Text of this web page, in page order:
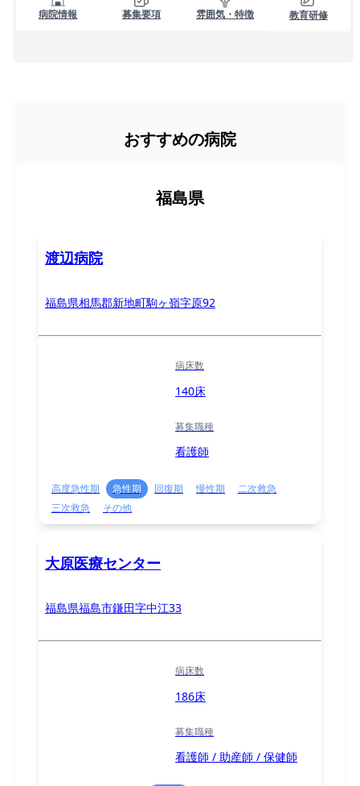
病院情報 募集要項 雰囲気・特徴 教育研修
おすすめの病院
福島県
渡辺病院
福島県相馬郡新地町駒ヶ嶺字原92
病床数
140床
募集職種
看護師
高度急性期 急性期 回復期 慢性期
二次救急
三次救急
その他
大原医療センター
福島県福島市鎌田字中江33
病床数
186床
募集職種
看護師 / 助産師 / 保健師